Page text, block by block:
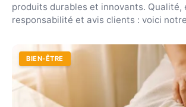
produits durables et innovants. Qualité,
responsabilité et avis clients : voici
BIEN-ÊTRE